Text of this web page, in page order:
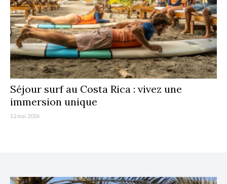
Séjour surf au Costa Rica : vivez une
immersion unique
12 mai 2026